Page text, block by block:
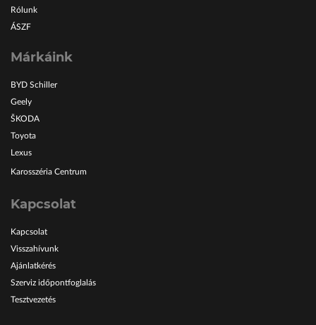
Rólunk
ÁSZF
Márkáink
BYD Schiller
Geely
ŠKODA
Toyota
Lexus
Karosszéria Centrum
Kapcsolat
Kapcsolat
Visszahívunk
Ajánlatkérés
Szerviz időpontfoglalás
Tesztvezetés